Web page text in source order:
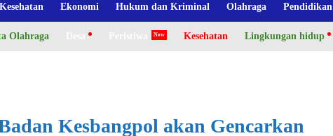
Kesehatan Ekonomi Hukum dan Kriminal Olahraga Pendidikan
Olahraga Kesehatan Lingkungan hidup
Kesbangpol akan Gencarkan